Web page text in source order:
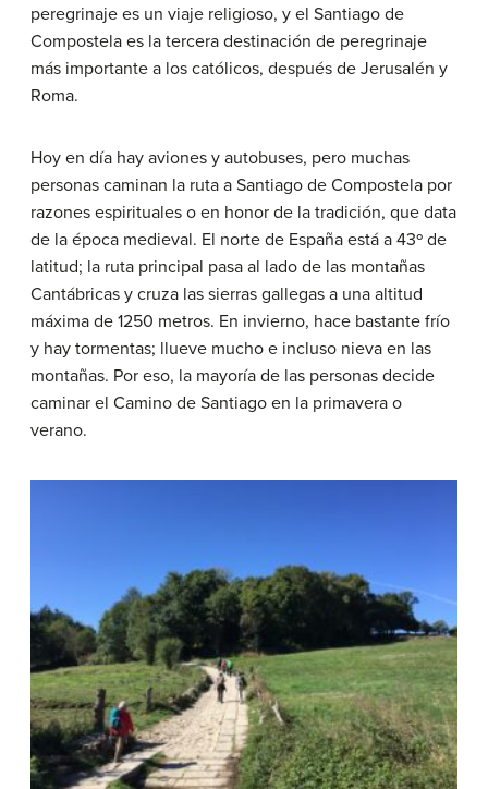
peregrinaje es un viaje religioso, y el Santiago de
Compostela es la tercera destinación de peregrinaje
más importante a los católicos, después de Jerusalén y
Roma.
Hoy en día hay aviones y autobuses, pero muchas
personas caminan la ruta a Santiago de Compostela por
razones espirituales o en honor de la tradición, que data
de la época medieval. El norte de España está a 43º de
latitud; la ruta principal pasa al lado de las montañas
Cantábricas y cruza las sierras gallegas a una altitud
máxima de 1250 metros. En invierno, hace bastante frío
y hay tormentas; llueve mucho e incluso nieva en las
montañas. Por eso, la mayoría de las personas decide
caminar el Camino de Santiago en la primavera o
verano.